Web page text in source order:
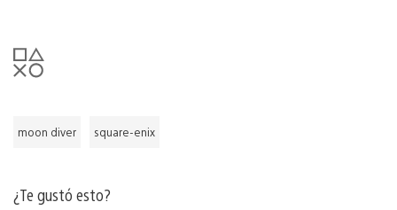
moon diver square-enix
¿Te gustó esto?